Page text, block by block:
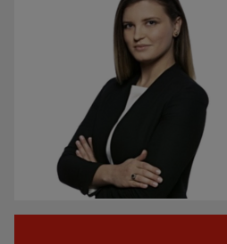
„Ich teile gerne
Erfahrungen in
motivieren eine Ausbildung